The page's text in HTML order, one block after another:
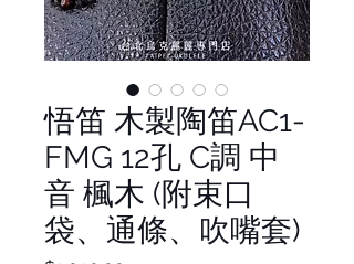
悟笛 木製陶笛AC1-
FMG 12孔 C調 中
音 楓木 (附束口
袋、通條、吹嘴套)